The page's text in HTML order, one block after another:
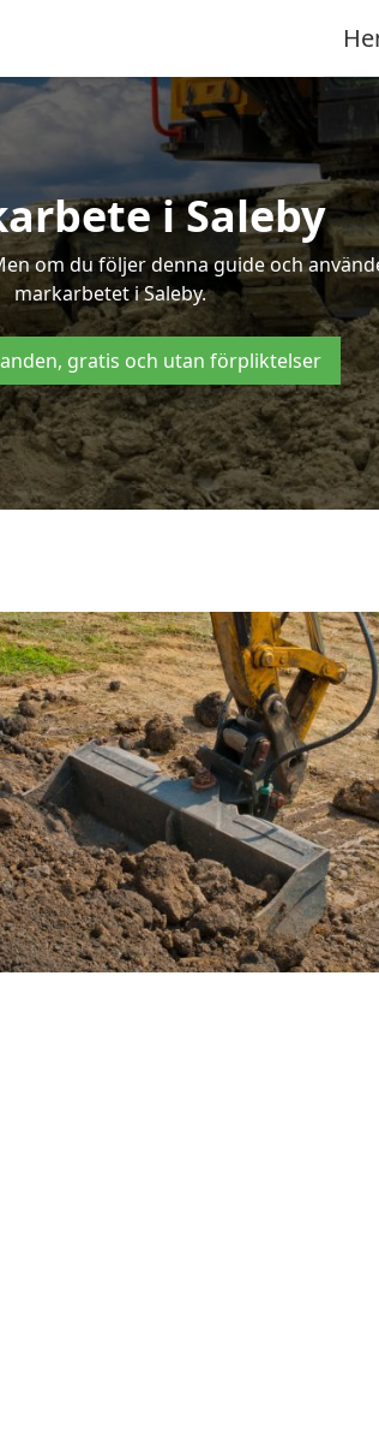
i Saleby
om du följer denna guide och
markarbetet i Saleby.
gratis och utan förpliktelser